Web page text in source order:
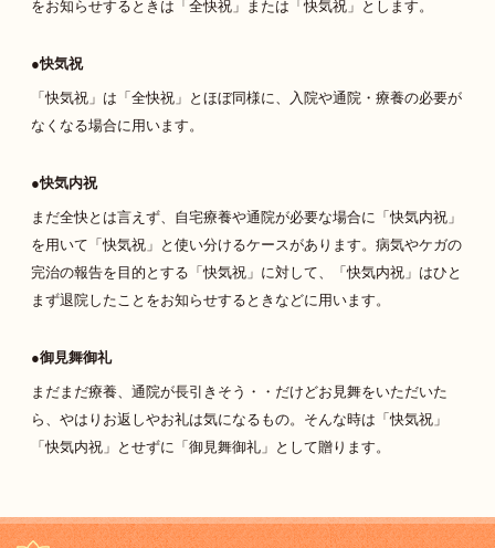
をお知らせするときは「全快祝」または「快気祝」とします。
快気祝
「快気祝」は「全快祝」とほぼ同様に、入院や通院・療養の必要が
なくなる場合に用います。
快気内祝
まだ全快とは言えず、自宅療養や通院が必要な場合に「快気内祝」
を用いて「快気祝」と使い分けるケースがあります。病気やケガの
完治の報告を目的とする「快気祝」に対して、「快気内祝」はひと
まず退院したことをお知らせするときなどに用います。
御見舞御礼
まだまだ療養、通院が長引きそう・・だけどお見舞をいただいた
ら、やはりお返しやお礼は気になるもの。そんな時は「快気祝」
「快気内祝」とせずに「御見舞御礼」として贈ります。